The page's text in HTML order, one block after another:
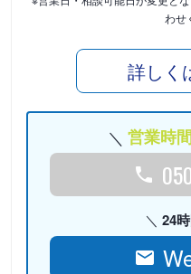
わせ
詳しく
営業時
24